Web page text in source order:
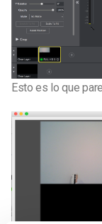
Esto es lo que